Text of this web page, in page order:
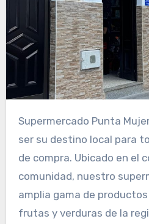
Supermercado Punta Mujeres se enorgullece de
ser su destino local para
de compra. Ubicado en el
comunidad, nuestro
amplia gama de
frutas y verduras de la